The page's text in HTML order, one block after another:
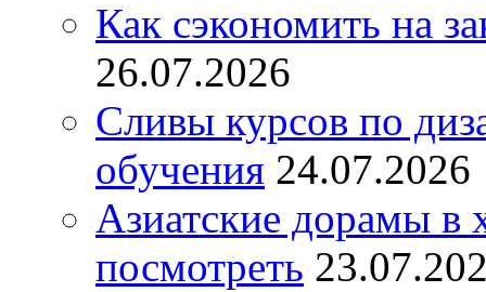
Как сэкономить на
26.07.2026
Сливы курсов по
обучения 24.07.2026
Азиатские дорамы в
посмотреть